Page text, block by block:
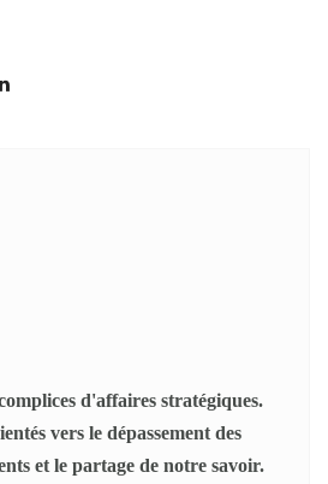
d'affaires stratégiques.
vers le dépassement des
et le partage de notre savoir.